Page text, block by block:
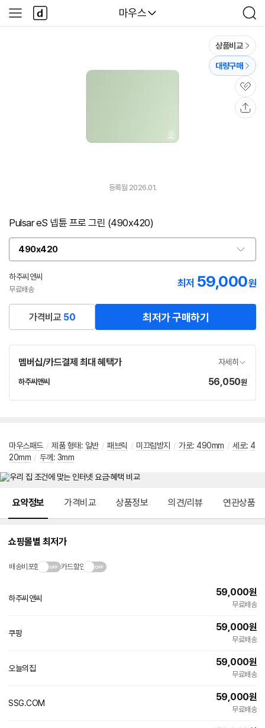
다나와
마우스
검
색
사
이
다
나
와
상품비교
대량구매
관
심
등록월 2026.01.
Pulsar eS 넵튠 프로 그린 (490x420)
490x420
옵
션
선
택
하주씨앤씨
페
이
무료배송
최저 59,000원
가격비교 50 최저가 구매하기
멤버십/카드결제 최대 혜택가 자세히
하주씨앤씨네
가
56,050원
마우스패드 / 제품 형태: 일반 / 패브릭 / 미끄럼방지 / 가로: 490mm / 세로: 4
20mm / 두께 : 3mm
요약정보 가격비교 상품정보 의견/리뷰 연관상품
쇼핑몰별 최저가
배송비포함 카드할인
하주씨앤씨
59,000원
무료배송
쿠팡
59,000원
무료배송
오늘의집
59,000원
무료배송
SSG.COM
59,000원
무료배송